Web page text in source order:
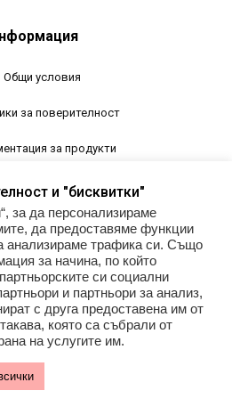
Общи условия
за поверителност
за продукти
Гел лак
Инструменти
за нокти
и "бисквитки"
за да персонализираме
да предоставяме функции
анализираме трафика си. Също
за начина, по който
си социални
и партньори за анализ,
с друга предоставена им от
която са събрали от
на услугите им.